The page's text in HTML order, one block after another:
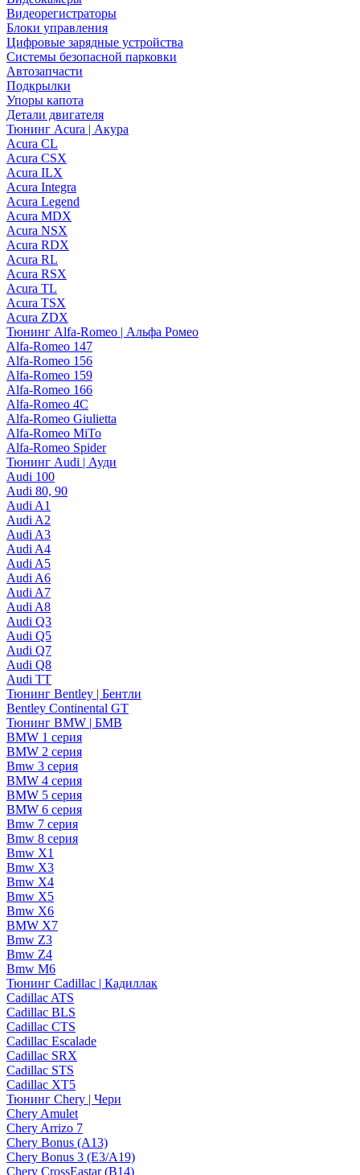
Видеорегистраторы
Блоки управления
Цифровые зарядные устройства
Системы безопасной парковки
Автозапчасти
Подкрылки
Упоры капота
Детали двигателя
Тюнинг Acura | Акура
Acura CL
Acura CSX
Acura ILX
Acura Integra
Acura Legend
Acura MDX
Acura NSX
Acura RDX
Acura RL
Acura RSX
Acura TL
Acura TSX
Acura ZDX
Тюнинг Alfa-Romeo | Альфа Ромео
Alfa-Romeo 147
Alfa-Romeo 156
Alfa-Romeo 159
Alfa-Romeo 166
Alfa-Romeo 4C
Alfa-Romeo Giulietta
Alfa-Romeo MiTo
Alfa-Romeo Spider
Тюнинг Audi | Ауди
Audi 100
Audi 80, 90
Audi A1
Audi A2
Audi A3
Audi A4
Audi A5
Audi A6
Audi A7
Audi A8
Audi Q3
Audi Q5
Audi Q7
Audi Q8
Audi TT
Тюнинг Bentley | Бентли
Bentley Continental GT
Тюнинг BMW | БМВ
BMW 1 серия
BMW 2 серия
Bmw 3 серия
BMW 4 серия
BMW 5 серия
BMW 6 серия
Bmw 7 серия
Bmw 8 серия
Bmw X1
Bmw X3
Bmw X4
Bmw X5
Bmw X6
BMW X7
Bmw Z3
Bmw Z4
Bmw М6
Тюнинг Cadillac | Кадиллак
Cadillac ATS
Cadillac BLS
Cadillac CTS
Cadillac Escalade
Cadillac SRX
Cadillac STS
Cadillac XT5
Тюнинг Chery | Чери
Chery Amulet
Chery Arrizo 7
Chery Bonus (A13)
Chery Bonus 3 (E3/A19)
Chery CrossEastar (B14)